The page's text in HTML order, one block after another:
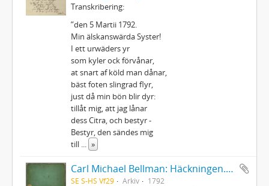
Transkribering:
”den 5 Martii 1792.
Min älskanswärda Syster!
I ett urwäders yr
som kyler ock förvånar,
at snart af köld man dånar,
bäst foten slingrad flyr,
just då min bön blir dyr:
tillåt mig, att jag lånar
dess Citra, och bestyr -
Bestyr, den sändes mig
till
»
Carl Michael Bellman: Häckningen. Dedicerad till fru Gustava Palmstedt och Herr Intendenten Fischerström den 31 Martii 1792
SE S-HS Vf29 Arkiv 1792